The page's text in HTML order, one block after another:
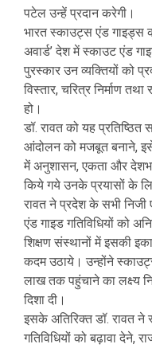
पटेल उन्हें प्रदान करेगी।
भारत स्काउट्स एंड गाइड्स
अवार्ड’ देश में स्काउट एंड
पुरस्कार उन व्यक्तियों को
विस्तार, चरित्र निर्माण तथा
हो।
डॉ. रावत को यह प्रतिष्ठित
आंदोलन को मजबूत बनाने,
में अनुशासन, एकता और
किये गये उनके प्रयासों के
रावत ने प्रदेश के सभी निजी
एंड गाइड गतिविधियों को
शिक्षण संस्थानों में इसकी
कदम उठाये। उन्होंने
लाख तक पहुंचाने का लक्ष्य
दिशा दी।
इसके अतिरिक्त डॉ. रावत
गतिविधियों को बढ़ावा देने,